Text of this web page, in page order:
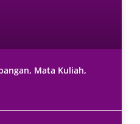
Mata Kuliah,